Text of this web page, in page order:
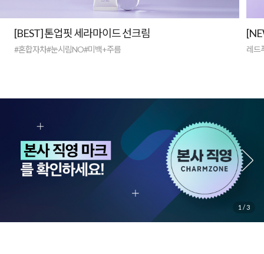
[BEST] 톤업핏 세라마이드 선크림
#혼합자차#눈시림NO#미백+주름 레드
1 /3